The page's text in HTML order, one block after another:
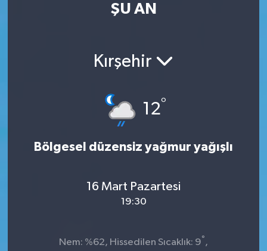
ŞU AN
Kırşehir
12°
Bölgesel düzensiz yağmur yağışlı
16 Mart Pazartesi
19:30
Nem: %62, Hissedilen Sıcaklık: 9° ,
Sağlık